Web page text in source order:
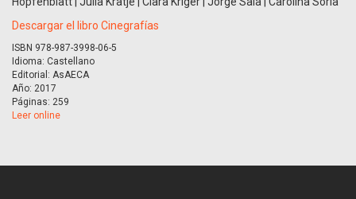
Descargar el libro Cinegrafías
ISBN 978-987-3998-06-5
Idioma: Castellano
Editorial: AsAECA
Año: 2017
Páginas: 259
Leer online